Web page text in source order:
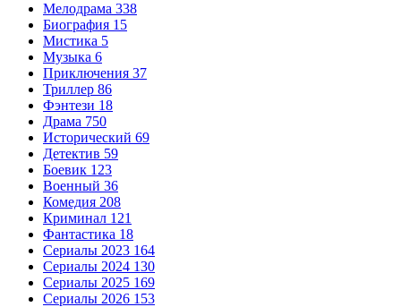
Мелодрама 338
Биография 15
Мистика 5
Музыка 6
Приключения 37
Триллер 86
Фэнтези 18
Драма 750
Исторический 69
Детектив 59
Боевик 123
Военный 36
Комедия 208
Криминал 121
Фантастика 18
Сериалы 2023 164
Сериалы 2024 130
Сериалы 2025 169
Сериалы 2026 153